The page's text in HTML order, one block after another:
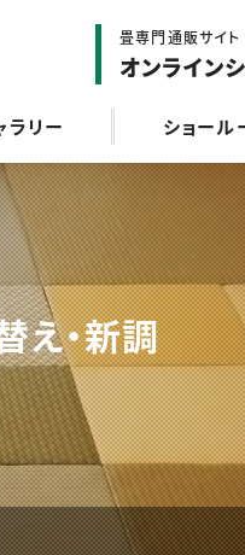
畳専門通販サイ
オンライン
ラリー ショール
え・新調